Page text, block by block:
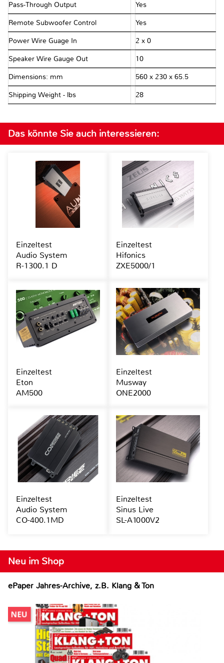
Pass-Through Output Yes
Remote Subwoofer Control Yes
Power Wire Guage In 2 x 0
Speaker Wire Gauge Out 10
Dimensions: mm 560 x 230 x 65.5
Shipping Weight - lbs 28
Neu im Shop
ePaper Jahres-Archive, z.B. Klang & Ton
Das könnte Sie auch interessieren:
Einzeltest
Audio System
R-1300.1 D
Einzeltest
Hifonics
ZXE5000/1
Einzeltest
Eton
AM500
Einzeltest
Musway
ONE2000
Einzeltest
Audio System
CO-400.1MD
Einzeltest
Sinus Live
SL-A1000V2